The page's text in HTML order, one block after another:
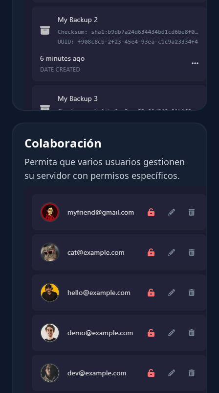
Colaboración
Permita que varios usuarios gestionen
su servidor con permisos específicos.